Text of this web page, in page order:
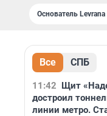
Основатель
Все СПБ
11:42 Щит
достроил
линии метро.